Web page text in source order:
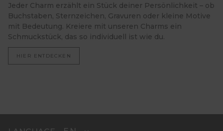
Jeder Charm erzählt ein Stück deiner Persönlichkeit – ob
Buchstaben, Sternzeichen, Gravuren oder kleine Motive
mit Bedeutung. Kreiere mit unseren Charms ein
Schmuckstück, das so individuell ist wie du.
HIER ENTDECKEN